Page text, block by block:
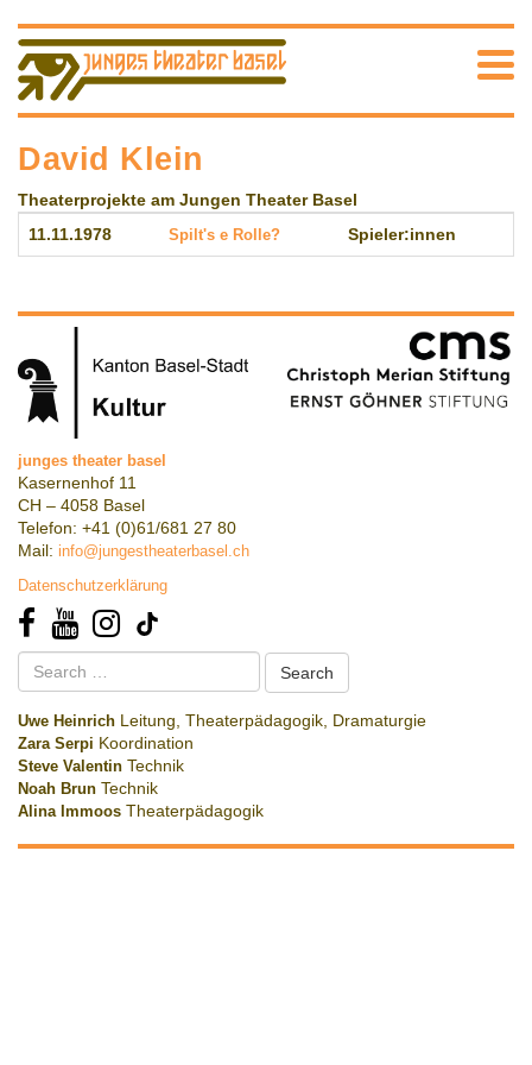
David Klein
Theaterprojekte am Jungen Theater Basel
11.11.1978 Spilt's e Rolle? Spieler:innen
junges theater basel
Kasernenhof 11
CH – 4058 Basel
Telefon: +41 (0)61/681 27 80
Mail: info@jungestheaterbasel.ch
Datenschutzerklärung
Search
for:
Uwe Heinrich Leitung, Theaterpädagogik, Dramaturgie
Zara Serpi Koordination
Steve Valentin Technik
Noah Brun Technik
Alina Immoos Theaterpädagogik